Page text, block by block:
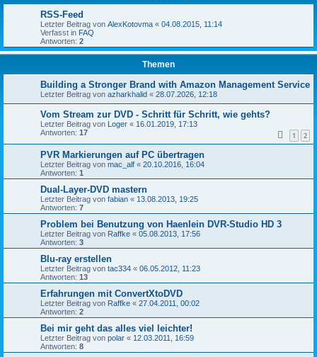
RSS-Feed
Letzter Beitrag von AlexKotovma « 04.08.2015, 11:14
Verfasst in FAQ
Antworten: 2
Themen
Building a Stronger Brand with Amazon Management Service
Letzter Beitrag von azharkhalid « 28.07.2026, 12:18
Vom Stream zur DVD - Schritt für Schritt, wie gehts?
Letzter Beitrag von Loger « 16.01.2019, 17:13
Antworten: 17 1 2
PVR Markierungen auf PC übertragen
Letzter Beitrag von mac_alf « 20.10.2016, 16:04
Antworten: 1
Dual-Layer-DVD mastern
Letzter Beitrag von fabian « 13.08.2013, 19:25
Antworten: 7
Problem bei Benutzung von Haenlein DVR-Studio HD 3
Letzter Beitrag von Raffke « 05.08.2013, 17:56
Antworten: 3
Blu-ray erstellen
Letzter Beitrag von tac334 « 06.05.2012, 11:23
Antworten: 13
Erfahrungen mit ConvertXtoDVD
Letzter Beitrag von Raffke « 27.04.2011, 00:02
Antworten: 2
Bei mir geht das alles viel leichter!
Letzter Beitrag von polar « 12.03.2011, 16:59
Antworten: 8